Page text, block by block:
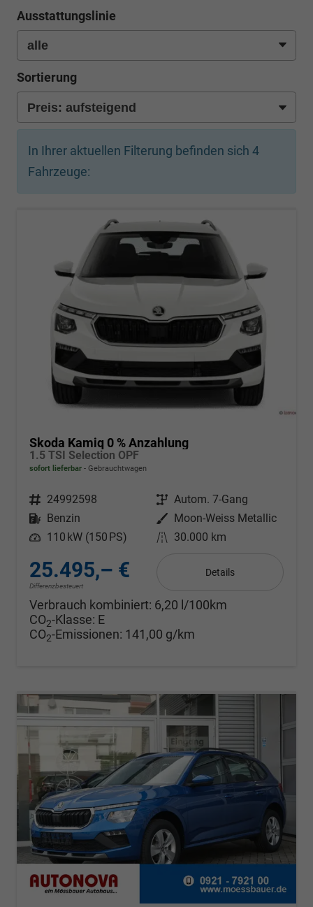
Ausstattungslinie
Sortierung
In Ihrer aktuellen Filterung befinden sich 4
Fahrzeuge:
Skoda Kamiq 0 % Anzahlung
1.5 TSI Selection OPF
sofort lieferbar Gebrauchtwagen
Fahrzeugnr. 24992598 Getriebe Autom. 7-Gang
Kraftstoff
Benzin Außenfarbe
Moon-Weiss Metallic
Leistung 110 kW (150 PS) Kilometerstand 30.000 km
25.495,– €
Differenzbesteuert
Details
Verbrauch kombiniert: 6,20 l/100km
CO2-Klasse: E
CO2-Emissionen: 141,00 g/km